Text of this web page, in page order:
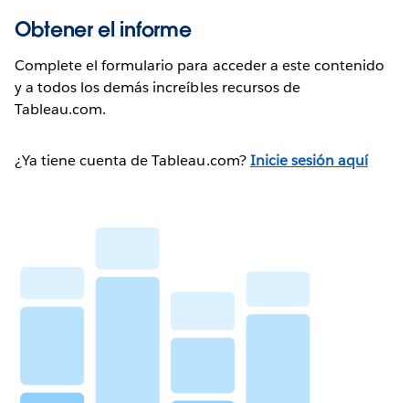
Obtener el informe
Complete el formulario para acceder a este contenido
y a todos los demás increíbles recursos de
Tableau.com.
¿Ya tiene cuenta de Tableau.com?Inicie sesión aquí